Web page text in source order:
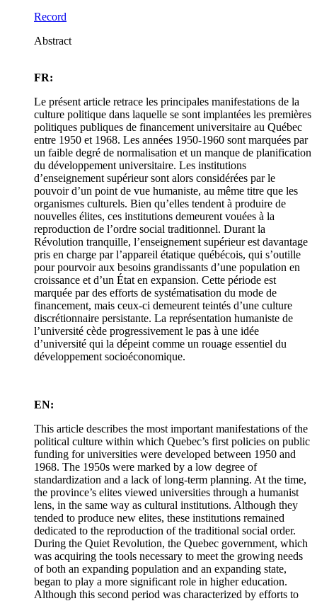
Record
Abstract
FR:
Le présent article retrace les principales manifestations de la
culture politique dans laquelle se sont implantées les premières
politiques publiques de financement universitaire au Québec
entre 1950 et 1968. Les années 1950-1960 sont marquées par
un faible degré de normalisation et un manque de planification
du développement universitaire. Les institutions
d’enseignement supérieur sont alors considérées par le
pouvoir d’un point de vue humaniste, au même titre que les
organismes culturels. Bien qu’elles tendent à produire de
nouvelles élites, ces institutions demeurent vouées à la
reproduction de l’ordre social traditionnel. Durant la
Révolution tranquille, l’enseignement supérieur est davantage
pris en charge par l’appareil étatique québécois, qui s’outille
pour pourvoir aux besoins grandissants d’une population en
croissance et d’un État en expansion. Cette période est
marquée par des efforts de systématisation du mode de
financement, mais ceux-ci demeurent teintés d’une culture
discrétionnaire persistante. La représentation humaniste de
l’université cède progressivement le pas à une idée
d’université qui la dépeint comme un rouage essentiel du
développement socioéconomique.
EN:
This article describes the most important manifestations of the
political culture within which Quebec’s first policies on public
funding for universities were developed between 1950 and
1968. The 1950s were marked by a low degree of
standardization and a lack of long-term planning. At the time,
the province’s elites viewed universities through a humanist
lens, in the same way as cultural institutions. Although they
tended to produce new elites, these institutions remained
dedicated to the reproduction of the traditional social order.
During the Quiet Revolution, the Quebec government, which
was acquiring the tools necessary to meet the growing needs
of both an expanding population and an expanding state,
began to play a more significant role in higher education.
Although this second period was characterized by efforts to